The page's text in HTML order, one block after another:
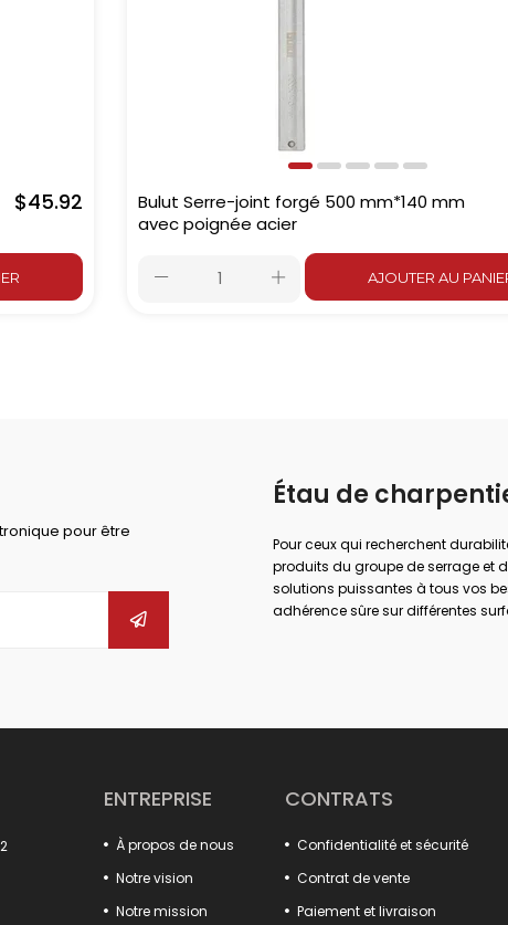
$45.92
Bulut Serre-joint forgé 500 mm*140 mm
avec poignée acier
AJOUTER AU
pour être
Étau de
Pour ceux qui recherchent
produits du groupe de serrage et
solutions puissantes à tous vos
adhérence sûre sur différentes
maximales dans de nombreux
type crochet, aux corps moulés
De plus, nos fixations de
verrouillage de capot, s'intègrent
pratiques à loquet et les
Tout ce que vous cherchez pour
ENTREPRISE
À propos de nous
Notre vision
Notre mission
CONTRATS
Confidentialité et sécurité
Contrat de vente
Paiement et livraison